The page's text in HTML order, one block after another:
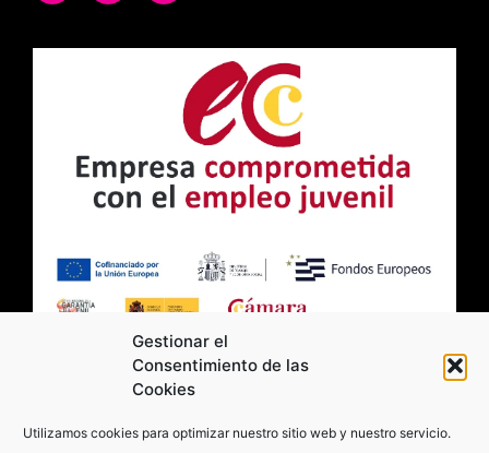
Gestionar el
Consentimiento de las
Cookies
Utilizamos cookies para optimizar nuestro sitio web y nuestro servicio.
2026 Moviltick technologies. Todos los